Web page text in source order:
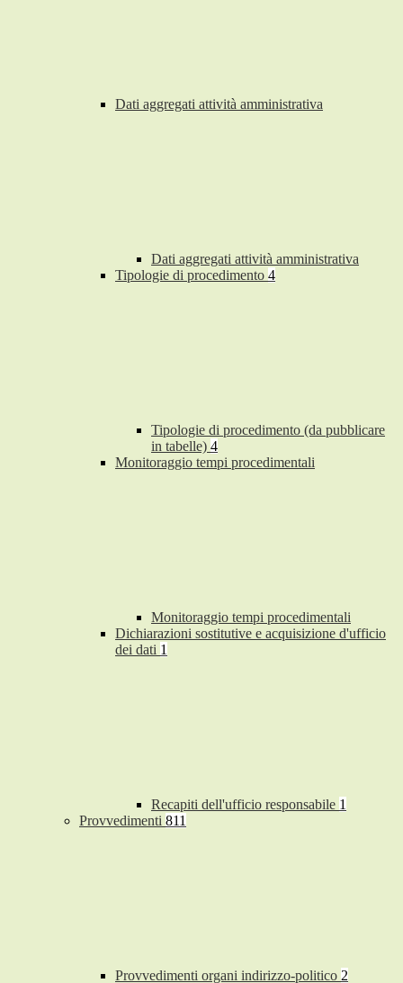
Dati aggregati attività amministrativa
Dati aggregati attività amministrativa
Tipologie di procedimento 4
Tipologie di procedimento (da pubblicare
in tabelle) 4
Monitoraggio tempi procedimentali
Monitoraggio tempi procedimentali
Dichiarazioni sostitutive e acquisizione d'ufficio
dei dati 1
Recapiti dell'ufficio responsabile 1
Provvedimenti 811
Provvedimenti organi indirizzo-politico 2